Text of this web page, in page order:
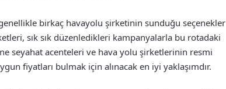
birkaç havayolu şirketinin sunduğu seçenekler
sık sık düzenledikleri kampanyalarla bu rotadaki
seyahat acenteleri ve hava yolu şirketlerinin resmi
fiyatları bulmak için alınacak en iyi yaklaşımdır.